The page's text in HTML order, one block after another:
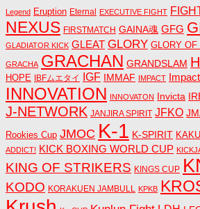
Legend Eruption Eternal EXECUTIVE FIGHT
NEXUS FIRSTMATCH GAINA魂 GFG
GLADIATOR KICK GLEAT GLORY GLORY OF
GRACHA GRACHAN GRANDSLAM
HOPE IBFムエタイ IGF IMMAF IMPACT
INNOVATION INNOVATON Invicta
J-NETWORK JANJIRA SPIRIT JFKO
Rookies Cup JMOC K-1 K-SPIRIT
ADDICT! KICK BOXING WORLD CUP
KING OF STRIKERS KINGS CUP
KODO KORAKUEN JAMBULL KPKB